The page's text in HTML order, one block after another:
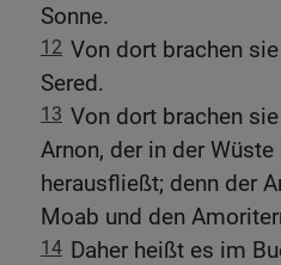
Sonne.
12 Von dort brachen
Sered.
13 Von dort brachen
Arnon, der in der
herausfließt; denn der
Moab und den
14 Daher heißt es im